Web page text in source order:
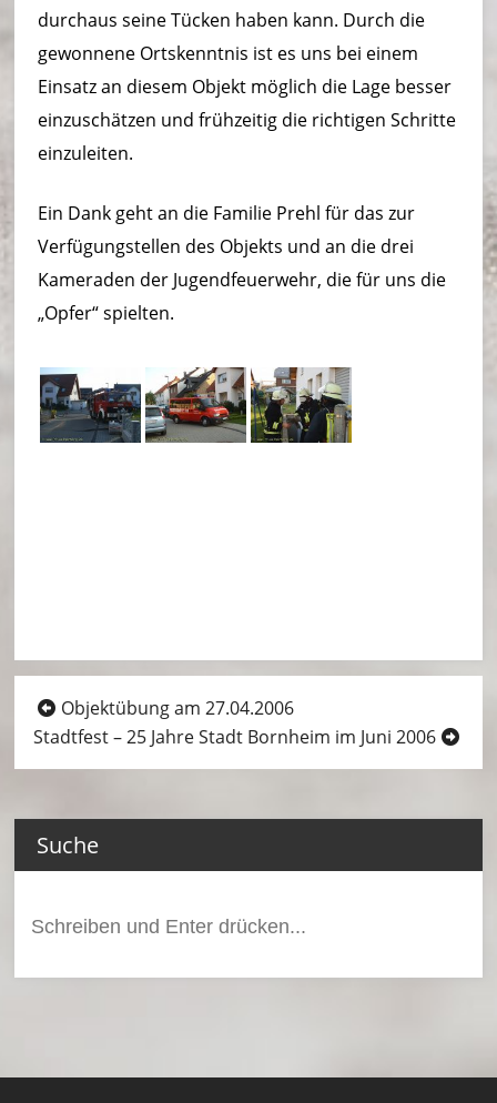
durchaus seine Tücken haben kann. Durch die
gewonnene Ortskenntnis ist es uns bei einem
Einsatz an diesem Objekt möglich die Lage besser
einzuschätzen und frühzeitig die richtigen Schritte
einzuleiten.
Ein Dank geht an die Familie Prehl für das zur
Verfügungstellen des Objekts und an die drei
Kameraden der Jugendfeuerwehr, die für uns die
„Opfer“ spielten.
Beitragsnavigation
Objektübung am 27.04.2006
Stadtfest – 25 Jahre Stadt Bornheim im Juni 2006
Suche
nach: